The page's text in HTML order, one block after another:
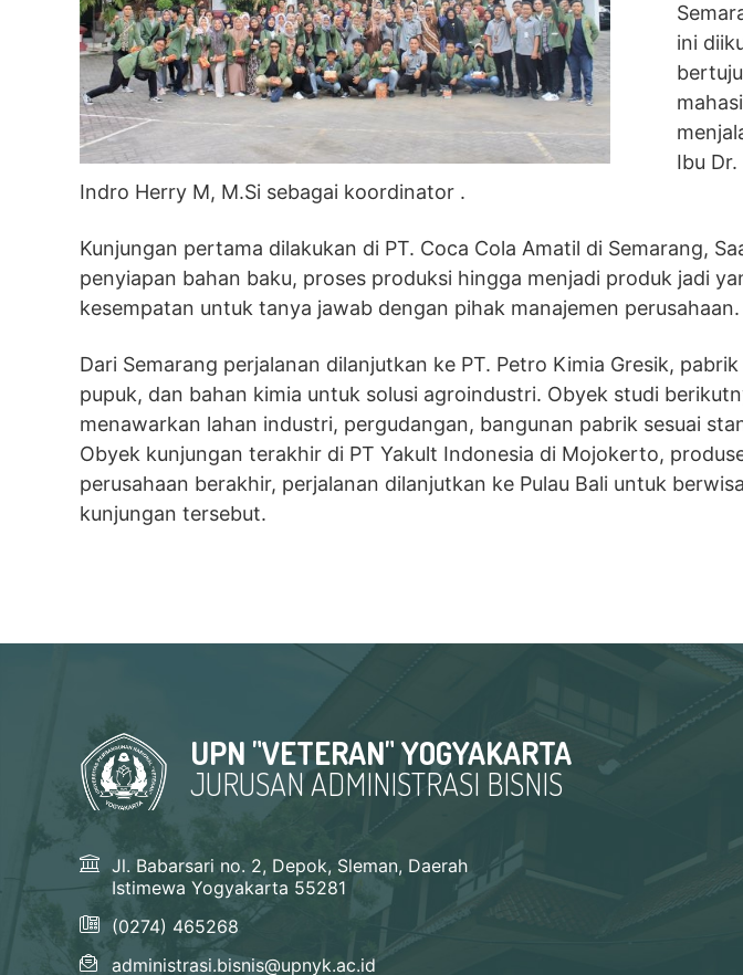
ini
Ibu
Indro Herry M, M.Si sebagai koordinator .
Kunjungan pertama dilakukan di PT. Coca Cola Amatil di Semarang,
penyiapan bahan baku, proses produksi hingga menjadi produk jadi
kesempatan untuk tanya jawab dengan pihak manajemen perusahaan.
Dari Semarang perjalanan dilanjutkan ke PT. Petro Kimia Gresik,
pupuk, dan bahan kimia untuk solusi agroindustri. Obyek studi
menawarkan lahan industri, pergudangan, bangunan pabrik sesuai
Obyek kunjungan terakhir di PT Yakult Indonesia di Mojokerto,
perusahaan berakhir, perjalanan dilanjutkan ke Pulau Bali untuk
kunjungan tersebut.
UPN "VETERAN" YOGYAKARTA
JURUSAN ADMINISTRASI BISNIS
Jl. Babarsari no. 2, Depok, Sleman, Daerah
Istimewa Yogyakarta 55281
(0274) 465268
administrasi.bisnis@upnyk.ac.id